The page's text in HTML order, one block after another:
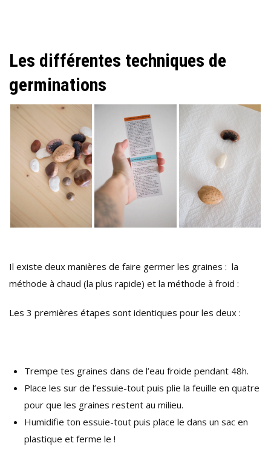
Les différentes techniques de
germinations
Il existe deux manières de faire germer les graines : la
méthode à chaud (la plus rapide) et la méthode à froid :
Les 3 premières étapes sont identiques pour les deux :
Trempe tes graines dans de l’eau froide pendant 48h.
Place les sur de l’essuie-tout puis plie la feuille en quatre
pour que les graines restent au milieu.
Humidifie ton essuie-tout puis place le dans un sac en
plastique et ferme le !